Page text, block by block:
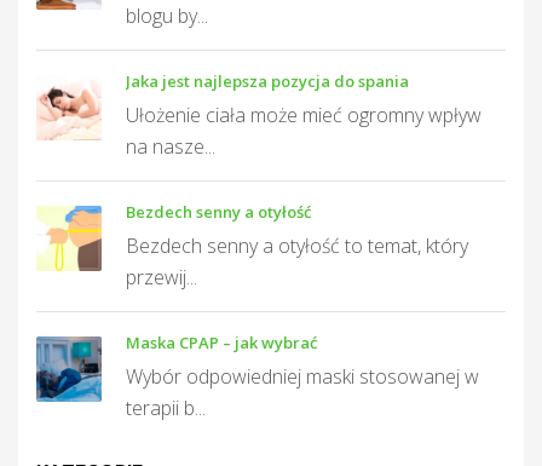
blogu by...
Jaka jest najlepsza pozycja do spania
Ułożenie ciała może mieć ogromny wpływ
na nasze...
Bezdech senny a otyłość
Bezdech senny a otyłość to temat, który
przewij...
Maska CPAP – jak wybrać
Wybór odpowiedniej maski stosowanej w
terapii b...